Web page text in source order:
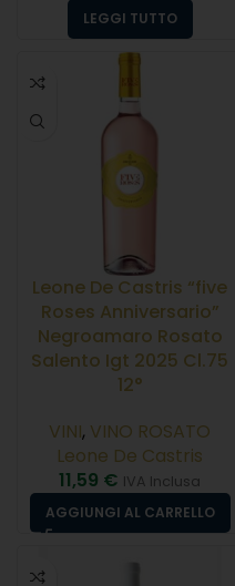
LEGGI TUTTO
Leone De Castris “five
Roses Anniversario”
Negroamaro Rosato
Salento Igt 2025 Cl.75
12°
VINI, VINO ROSATO
Leone De Castris
11,59 € IVA Inclusa
AGGIUNGI AL CARRELLO